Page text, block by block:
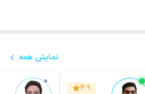
نمایش همه
۴.۹